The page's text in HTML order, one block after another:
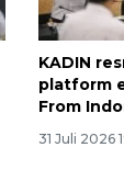
KADIN
platform
From
31 Juli 2026